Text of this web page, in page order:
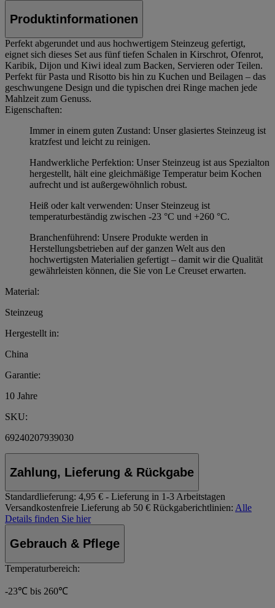
Produktinformationen
Perfekt abgerundet und aus hochwertigem Steinzeug gefertigt,
eignet sich dieses Set aus fünf tiefen Schalen in Kirschrot, Ofenrot,
Karibik, Dijon und Kiwi ideal zum Backen, Servieren oder Teilen.
Perfekt für Pasta und Risotto bis hin zu Kuchen und Beilagen – das
geschwungene Design und die typischen drei Ringe machen jede
Mahlzeit zum Genuss.
Eigenschaften:
Immer in einem guten Zustand: Unser glasiertes Steinzeug ist
kratzfest und leicht zu reinigen.
Handwerkliche Perfektion: Unser Steinzeug ist aus Spezialton
hergestellt, hält eine gleichmäßige Temperatur beim Kochen
aufrecht und ist außergewöhnlich robust.
Heiß oder kalt verwenden: Unser Steinzeug ist
temperaturbeständig zwischen -23 °C und +260 °C.
Branchenführend: Unsere Produkte werden in
Herstellungsbetrieben auf der ganzen Welt aus den
hochwertigsten Materialien gefertigt – damit wir die Qualität
gewährleisten können, die Sie von Le Creuset erwarten.
Material:
Steinzeug
Hergestellt in:
China
Garantie:
10 Jahre
SKU:
69240207939030
Zahlung, Lieferung & Rückgabe
Standardlieferung: 4,95 € - Lieferung in 1-3 Arbeitstagen
Versandkostenfreie Lieferung ab 50 € Rückgaberichtlinien: Alle
Details finden Sie hier
Gebrauch & Pflege
Temperaturbereich:
-23℃ bis 260℃